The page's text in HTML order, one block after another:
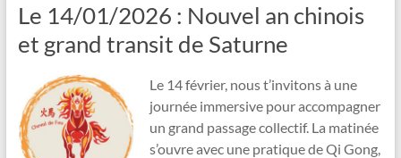
Le 14/01/2026 : Nouvel an chinois
et grand transit de Saturne
Le 14 février, nous t’invitons à une
journée immersive pour accompagner
un grand passage collectif. La matinée
s’ouvre avec une pratique de Qi Gong,